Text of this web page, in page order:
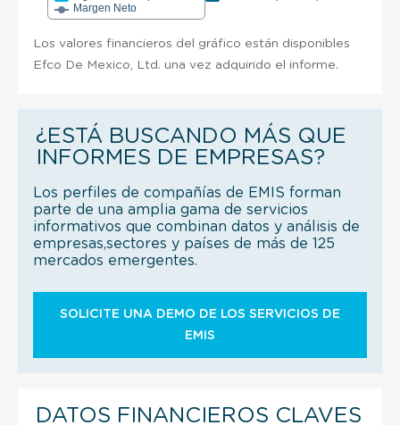
Margen Neto
Los valores financieros del gráfico están disponibles
Efco De Mexico, Ltd. una vez adquirido el informe.
¿ESTÁ BUSCANDO MÁS QUE
INFORMES DE EMPRESAS?
Los perfiles de compañías de EMIS forman
parte de una amplia gama de servicios
informativos que combinan datos y análisis de
empresas,sectores y países de más de 125
mercados emergentes.
SOLICITE UNA DEMO DE LOS SERVICIOS DE
EMIS
DATOS FINANCIEROS CLAVES